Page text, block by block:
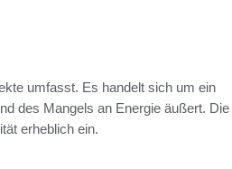
umfasst. Es handelt sich um ein
des Mangels an Energie äußert. Die
erheblich ein.